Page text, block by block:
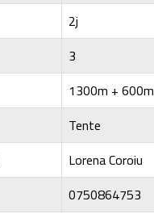
2j
3
1300m + 600m
Tente
Lorena Coroiu
0750864753